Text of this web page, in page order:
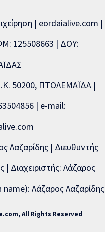
| eordaialive.com |
125508663 | ΔΟΥ:
50200, ΠΤΟΛΕΜΑΪΔΑ |
| e-mail:
Λαζαρίδης | Διευθυντής
Διαχειριστής: Λάζαρος
name): Λάζαρος Λαζαρίδης
All Rights Reserved